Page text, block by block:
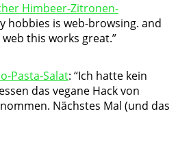
Himbeer-Zitronen-
hobbies is web-browsing. and
this works great.”
Pasta-Salat: “Ich hatte kein
das vegane Hack von
Nächstes Mal (und das